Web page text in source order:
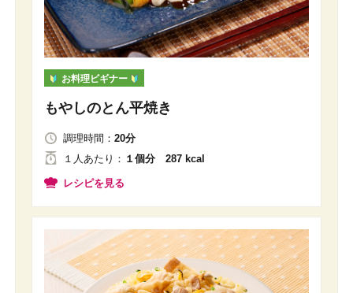
お料理ビギナー
もやしのとん平焼き
調理時間： 20分
１人あたり ： １個分 287 kcal
レシピを見る